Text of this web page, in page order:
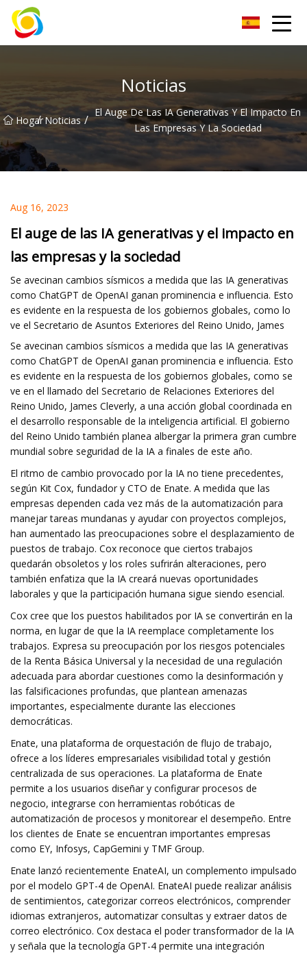
Noticias
Hogar
/ Noticias / El Auge De Las IA Generativas Y El Impacto En
Las Empresas Y La Sociedad
Aug 16, 2023
El auge de las IA generativas y el impacto en
las empresas y la sociedad
Se avecinan cambios sísmicos a medida que las IA generativas
como ChatGPT de OpenAI ganan prominencia e influencia. Esto
es evidente en la respuesta de los gobiernos globales, como lo
ve el Secretario de Asuntos Exteriores del Reino Unido, James
Se avecinan cambios sísmicos a medida que las IA generativas
como ChatGPT de OpenAI ganan prominencia e influencia. Esto
es evidente en la respuesta de los gobiernos globales, como se
ve en el llamado del Secretario de Relaciones Exteriores del
Reino Unido, James Cleverly, a una acción global coordinada en
el desarrollo responsable de la inteligencia artificial. El gobierno
del Reino Unido también planea albergar la primera gran cumbre
mundial sobre seguridad de la IA a finales de este año.
El ritmo de cambio provocado por la IA no tiene precedentes,
según Kit Cox, fundador y CTO de Enate. A medida que las
empresas dependen cada vez más de la automatización para
manejar tareas mundanas y ayudar con proyectos complejos,
han aumentado las preocupaciones sobre el desplazamiento de
puestos de trabajo. Cox reconoce que ciertos trabajos
quedarán obsoletos y los roles sufrirán alteraciones, pero
también enfatiza que la IA creará nuevas oportunidades
laborales y que la participación humana sigue siendo esencial.
Cox cree que los puestos habilitados por IA se convertirán en la
norma, en lugar de que la IA reemplace completamente los
trabajos. Expresa su preocupación por los riesgos potenciales
de la Renta Básica Universal y la necesidad de una regulación
adecuada para abordar cuestiones como la desinformación y
las falsificaciones profundas, que plantean amenazas
importantes, especialmente durante las elecciones
democráticas.
Enate, una plataforma de orquestación de flujo de trabajo,
ofrece a los líderes empresariales visibilidad total y gestión
centralizada de sus operaciones. La plataforma de Enate
permite a los usuarios diseñar y configurar procesos de
negocio, integrarse con herramientas robóticas de
automatización de procesos y monitorear el desempeño. Entre
los clientes de Enate se encuentran importantes empresas
como EY, Infosys, CapGemini y TMF Group.
Enate lanzó recientemente EnateAI, un complemento impulsado
por el modelo GPT-4 de OpenAI. EnateAI puede realizar análisis
de sentimientos, categorizar correos electrónicos, comprender
idiomas extranjeros, automatizar consultas y extraer datos de
correo electrónico. Cox destaca el poder transformador de la IA
y señala que la tecnología GPT-4 permite una integración